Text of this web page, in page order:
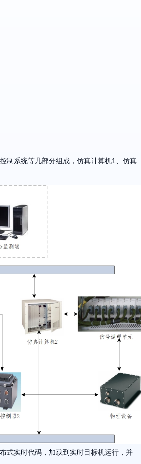
制系统等几部分组成，仿真计算机1、仿真
式实时代码，加载到实时目标机运行，并